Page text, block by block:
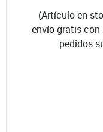
(Artículo en
envío gratis con
pedidos